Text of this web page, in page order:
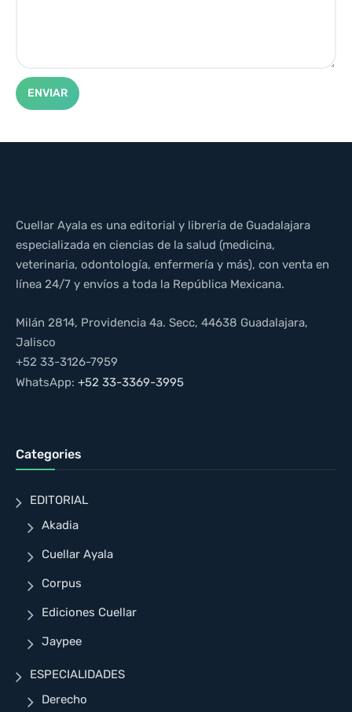
Cuellar Ayala es una editorial y librería de Guadalajara
especializada en ciencias de la salud (medicina,
veterinaria, odontología, enfermería y más), con venta en
línea 24/7 y envíos a toda la República Mexicana.
Milán 2814, Providencia 4a. Secc, 44638 Guadalajara,
Jalisco
+52 33-3126-7959
WhatsApp: +52 33-3369-3995
Categories
EDITORIAL
Akadia
Cuellar Ayala
Corpus
Ediciones Cuellar
Jaypee
ESPECIALIDADES
Derecho